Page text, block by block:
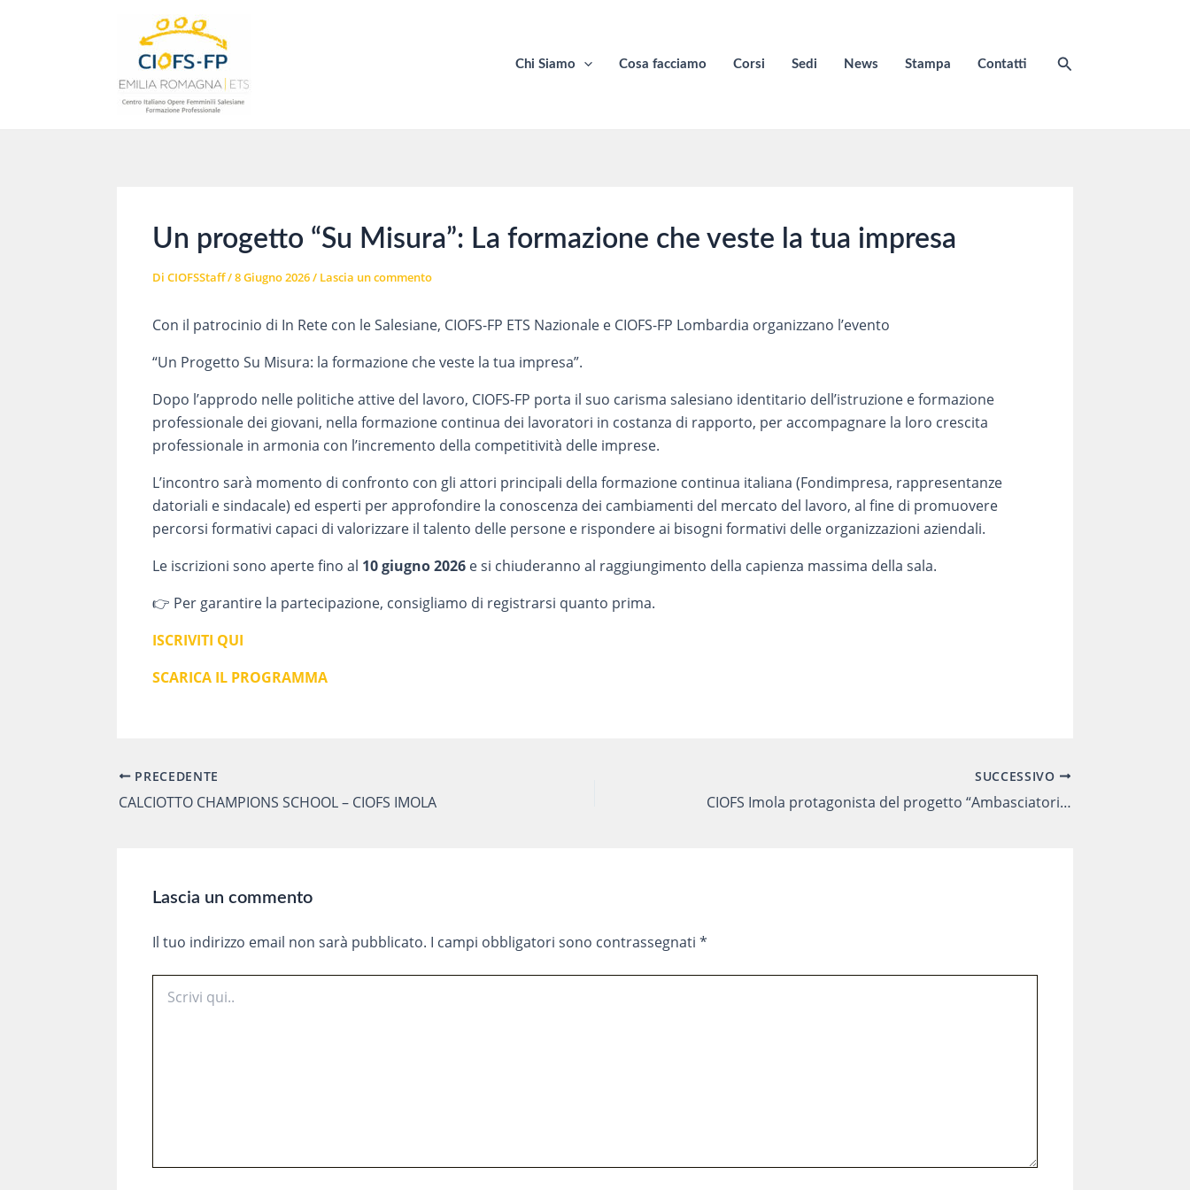
Chi Siamo Cosa facciamo Corsi Sedi News Stampa Contatti Cerca
Un progetto “Su Misura”: La formazione che veste la tua impresa
Di CIOFSStaff/8 Giugno 2026/ Lascia un commento
Con il patrocinio di In Rete con le Salesiane, CIOFS-FP ETS Nazionale e CIOFS-FP Lombardia organizzano l’evento
“Un Progetto Su Misura: la formazione che veste la tua impresa”.
Dopo l’approdo nelle politiche attive del lavoro, CIOFS-FP porta il suo carisma salesiano identitario dell’istruzione e formazione
professionale dei giovani, nella formazione continua dei lavoratori in costanza di rapporto, per accompagnare la loro crescita
professionale in armonia con l’incremento della competitività delle imprese.
L’incontro sarà momento di confronto con gli attori principali della formazione continua italiana (Fondimpresa, rappresentanze
datoriali e sindacale) ed esperti per approfondire la conoscenza dei cambiamenti del mercato del lavoro, al fine di promuovere
percorsi formativi capaci di valorizzare il talento delle persone e rispondere ai bisogni formativi delle organizzazioni aziendali.
Le iscrizioni sono aperte fino al 10 giugno 2026 e si chiuderanno al raggiungimento della capienza massima della sala.
👉 Per garantire la partecipazione, consigliamo di registrarsi quanto prima.
ISCRIVITI QUI
SCARICA IL PROGRAMMA
Navigazione
articoli
PRECEDENTE
CALCIOTTO CHAMPIONS SCHOOL – CIOFS IMOLA
SUCCESSIVO
CIOFS Imola protagonista del progetto “Ambasciatori Dati Excelsior”
Lascia un commento
Il tuo indirizzo email non sarà pubblicato. I campi obbligatori sono contrassegnati *
qui..